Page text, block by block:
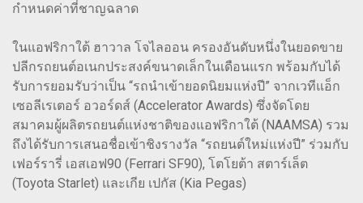
กำหนดค่าที่ชาญฉลาด
ในแอฟริกาใต้ ฮาวาล โจไลออน ครองอันดับหนึ่งในยอดขาย
ปลีกรถยนต์อเนกประสงค์ขนาดเล็กในเดือนแรก พร้อมกับได้
รับการยอมรับว่าเป็น “รถนำเข้ายอดนิยมแห่งปี” จากเวทีแอ็ก
เซอลีเรเตอร์ อวอร์ดส์ (Accelerator Awards) ซึ่งจัดโดย
สมาคมผู้ผลิตรถยนต์แห่งชาติของแอฟริกาใต้ (NAAMSA) รวม
ถึงได้รับการเสนอชื่อเข้าชิงรางวัล “รถยนต์ใหม่แห่งปี” ร่วมกับ
เฟอร์รารี่ เอสเอฟ90 (Ferrari SF90), โตโยต้า สตาร์เล็ต
(Toyota Starlet) และเกีย เปกัส (Kia Pegas)